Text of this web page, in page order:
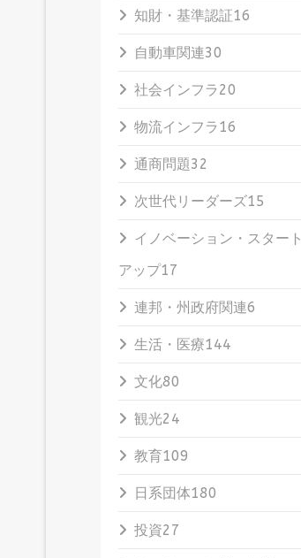
知財・基準認証16
自動車関連30
社会インフラ20
物流インフラ16
通商問題32
次世代リーダーズ15
イノベーション・スタート
アップ17
連邦・州政府関連6
生活・医療144
文化80
観光24
教育109
日系団体180
投資27